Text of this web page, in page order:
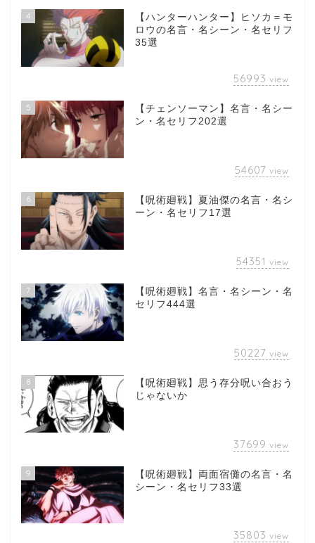
4
【ハンターハンター】ヒソカ＝モ
ロウの名言・名シーン・名セリフ
35選
56993 view
5
【チェンソーマン】名言・名シー
ン・名セリフ202選
54607 view
6
【呪術廻戦】夏油傑の名言・名シ
ーン・名セリフ17選
54351 view
7
【呪術廻戦】名言・名シーン・名
セリフ444選
50227 view
8
【呪術廻戦】思う存分呪い合おう
じゃないか
37699 view
9
【呪術廻戦】両面宿儺の名言・名
シーン・名セリフ33選
35803 view